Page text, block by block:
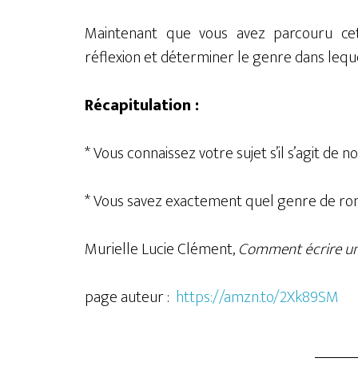
Maintenant que vous avez parcouru
réflexion et déterminer le genre dans
Récapitulation :
* Vous connaissez votre sujet s’il s’agit de
* Vous savez exactement quel genre de
Murielle Lucie Clément,Comment écrire
page auteur : https://amzn.to/2Xk89SM